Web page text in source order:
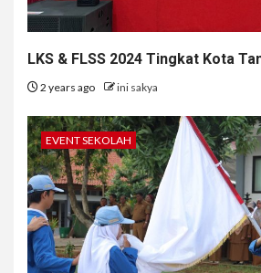
LKS & FLSS 2024 Tingkat Kota
2 years ago ini sakya
EVENT SEKOLAH